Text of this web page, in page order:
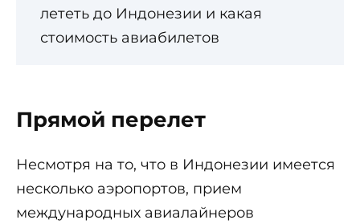
лететь до Индонезии и какая
стоимость авиабилетов
Прямой перелет
Несмотря на то, что в Индонезии имеется
несколько аэропортов, прием
международных авиалайнеров